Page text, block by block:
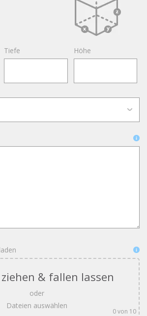
Tiefe Höhe
& fallen lassen
oder
Dateien auswählen
0von 10